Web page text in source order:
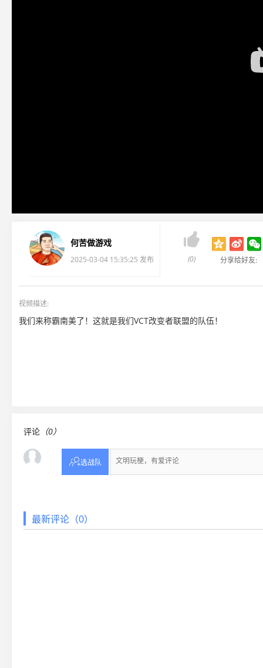
何苦做游戏
2025-03-04 15:35:25 发布

(0) 分享给好友:
视频描述:
我们来称霸南美了！这就是我们VCT改变者联盟的队伍！
评论 （0）
选战队
最新评论（0）